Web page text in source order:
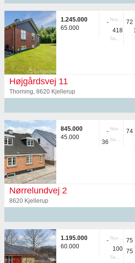
1.245.000
65.000
- Nuvær.
418
Samlet
72
Højgårdsvej 11
Thorning, 8620 Kjellerup
845.000
45.000
- Nuvær.
36 Samlet
74
Nørrelundvej 2
8620 Kjellerup
1.195.000
60.000
- Nuvær.
100
Samlet
75
75